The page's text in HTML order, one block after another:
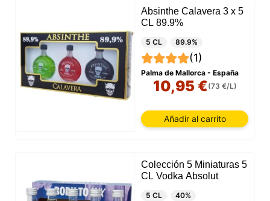
Absinthe Calavera 3 x 5
CL 89.9%
5 CL 89.9%
(1)
Palma de Mallorca - España
10,95 €(73 €/L)
Añadir al carrito
Colección 5 Miniaturas 5
CL Vodka Absolut
5 CL
40%